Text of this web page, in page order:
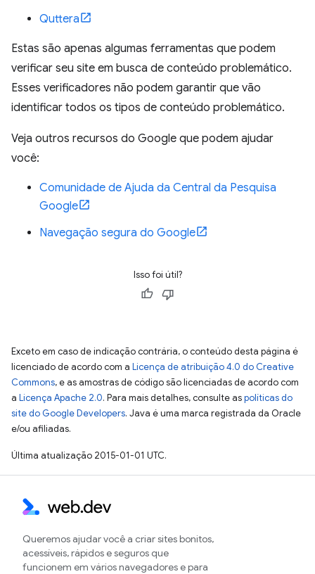
Quttera
Estas são apenas algumas ferramentas que podem
verificar seu site em busca de conteúdo problemático.
Esses verificadores não podem garantir que vão
identificar todos os tipos de conteúdo problemático.
Veja outros recursos do Google que podem ajudar
você:
Comunidade de Ajuda da Central da Pesquisa
Google
Navegação segura do Google
Isso foi útil?
Exceto em caso de indicação contrária, o conteúdo desta página é
licenciado de acordo com a Licença de atribuição 4.0 do Creative
Commons, e as amostras de código são licenciadas de acordo com
a Licença Apache 2.0. Para mais detalhes, consulte aspolíticas do
site do Google Developers. Java é uma marca registrada da Oracle
e/ou afiliadas.
Última atualização 2015-01-01 UTC.
Queremos ajudar você a criar sites bonitos,
acessíveis, rápidos e seguros que
funcionem em vários navegadores e para